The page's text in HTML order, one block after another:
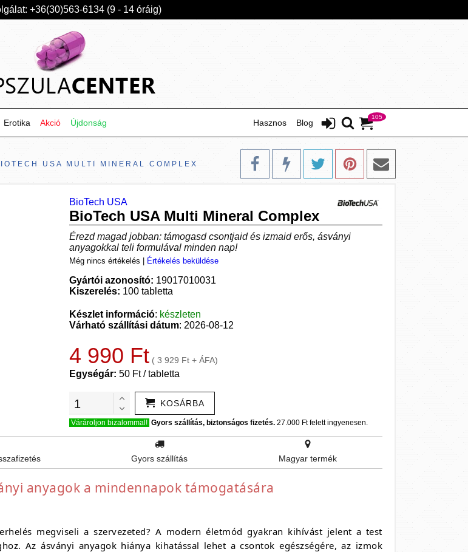
+36(30)563-6134 (9 - 14 óráig)
105
Blog
Hasznos
Erotika Akció Újdonság
USA MULTI MINERAL COMPLEX
BioTech USA
BioTech USA Multi Mineral Complex
Érezd magad jobban: támogasd csontjaid és izmaid erős, ásványi
anyagokkal teli formulával minden nap!
Még nincs értékelés Értékelés beküldése
Gyártói azonosító: 19017010031
Kiszerelés: 100 tabletta
Készlet információ: készleten
Várható szállítási dátum: 2026-08-12
4 990 Ft ( 3 929 Ft + ÁFA)
Egységár: 50 Ft / tabletta
KOSÁRBA
Várároljon bizalommal! Gyors szállítás, biztonságos fizetés. 27.000 Ft felett ingyenesen.
Gyors szállítás Magyar termék
anyagok a mindennapok támogatására
megviseli a szervezeted? A modern életmód gyakran kihívást jelent a test
Az ásványi anyagok hiánya kihatással lehet a csontok egészségére, az izmok